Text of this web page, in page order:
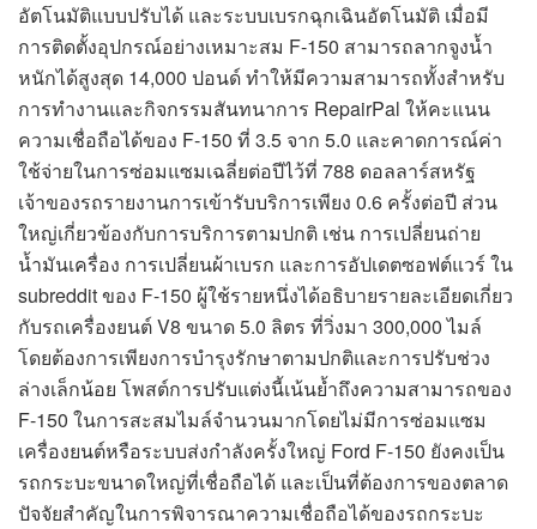
อัตโนมัติแบบปรับได้ และระบบเบรกฉุกเฉินอัตโนมัติ เมื่อมี
การติดตั้งอุปกรณ์อย่างเหมาะสม F-150 สามารถลากจูงน้ำ
หนักได้สูงสุด 14,000 ปอนด์ ทำให้มีความสามารถทั้งสำหรับ
การทำงานและกิจกรรมสันทนาการ RepairPal ให้คะแนน
ความเชื่อถือได้ของ F-150 ที่ 3.5 จาก 5.0 และคาดการณ์ค่า
ใช้จ่ายในการซ่อมแซมเฉลี่ยต่อปีไว้ที่ 788 ดอลลาร์สหรัฐ
เจ้าของรถรายงานการเข้ารับบริการเพียง 0.6 ครั้งต่อปี ส่วน
ใหญ่เกี่ยวข้องกับการบริการตามปกติ เช่น การเปลี่ยนถ่าย
น้ำมันเครื่อง การเปลี่ยนผ้าเบรก และการอัปเดตซอฟต์แวร์ ใน
subreddit ของ F-150 ผู้ใช้รายหนึ่งได้อธิบายรายละเอียดเกี่ยว
กับรถเครื่องยนต์ V8 ขนาด 5.0 ลิตร ที่วิ่งมา 300,000 ไมล์
โดยต้องการเพียงการบำรุงรักษาตามปกติและการปรับช่วง
ล่างเล็กน้อย โพสต์การปรับแต่งนี้เน้นย้ำถึงความสามารถของ
F-150 ในการสะสมไมล์จำนวนมากโดยไม่มีการซ่อมแซม
เครื่องยนต์หรือระบบส่งกำลังครั้งใหญ่ Ford F-150 ยังคงเป็น
รถกระบะขนาดใหญ่ที่เชื่อถือได้ และเป็นที่ต้องการของตลาด
ปัจจัยสำคัญในการพิจารณาความเชื่อถือได้ของรถกระบะ